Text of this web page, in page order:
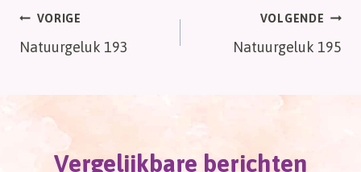
Bericht
navigatie
VORIGE
Natuurgeluk 193
VOLGENDE
Natuurgeluk 195
Vergelijkbare berichten